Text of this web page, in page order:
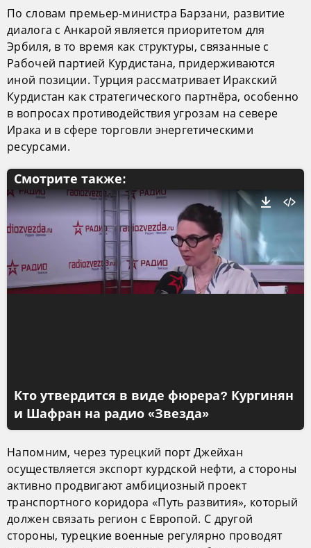
По словам премьер-министра Барзани, развитие
диалога с Анкарой является приоритетом для
Эрбиля, в то время как структуры, связанные с
Рабочей партией Курдистана, придерживаются
иной позиции. Турция рассматривает Иракский
Курдистан как стратегического партнёра, особенно
в вопросах противодействия угрозам на севере
Ирака и в сфере торговли энергетическими
ресурсами.
Смотрите также:
Кто утвердится в виде фюрера? Кургинян
и Шафран на радио «Звезда»
Напомним, через турецкий порт Джейхан
осуществляется экспорт курдской нефти, а стороны
активно продвигают амбициозный проект
транспортного коридора «Путь развития», который
должен связать регион с Европой. С другой
стороны, турецкие военные регулярно проводят